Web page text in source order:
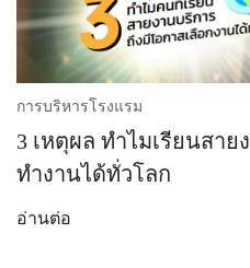
การบริหารโรงแรม
3 เหตุผล ทำไมเรียนสาย
ทำงานได้ทั่วโลก
อ่านต่อ